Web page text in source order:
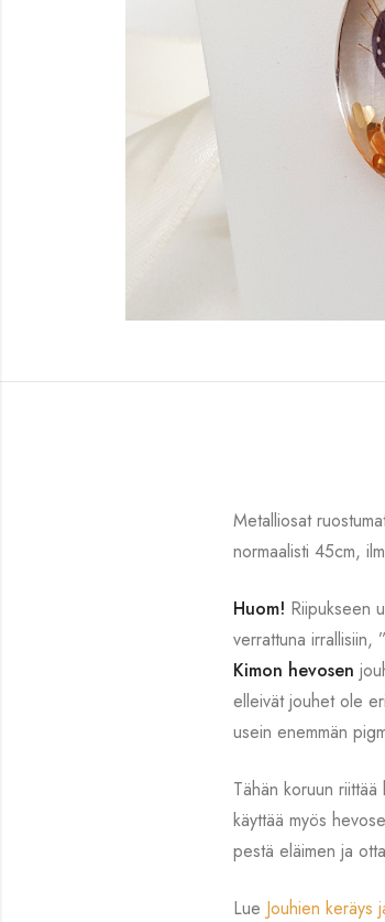
Metalliosat
normaalisti 45cm,
Huom! Riipukseen
verrattuna irrallisiin,
Kimon hevosen
elleivät jouhet ole
usein enemmän
Tähän koruun
käyttää myös
pestä eläimen ja
Lue Jouhien keräys